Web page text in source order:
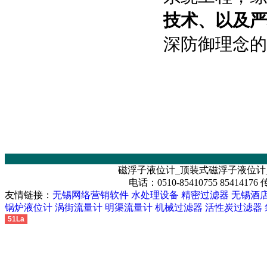
技术、以及
深防御理念
磁浮子液位计_顶装式磁浮子液位
电话：0510-85410755 85414176
友情链接： 无锡网络营销软件 水处理设备 精密过滤器 无锡酒
锅炉液位计 涡街流量计 明渠流量计 机械过滤器 活性炭过滤器
51La